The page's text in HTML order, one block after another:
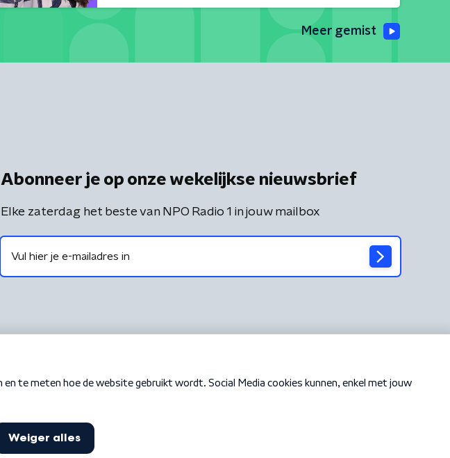
Meer gemist
Abonneer je op onze wekelijkse nieuwsbrief
Elke zaterdag het beste van NPO Radio 1 in jouw mailbox